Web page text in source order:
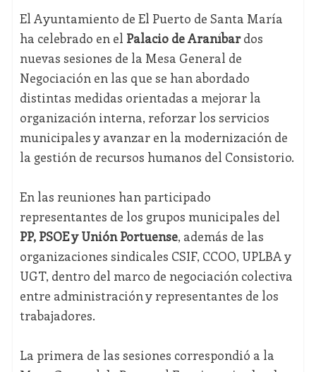
El Ayuntamiento de El Puerto de Santa María
ha celebrado en el Palacio de Araníbardos
nuevas sesiones de la Mesa General de
Negociación en las que se han abordado
distintas medidas orientadas a mejorar la
organización interna, reforzar los servicios
municipales y avanzar en la modernización de
la gestión de recursos humanos del Consistorio.
En las reuniones han participado
representantes de los grupos municipales del
PP, PSOE y Unión Portuense, además de las
organizaciones sindicales CSIF, CCOO, UPLBA y
UGT, dentro del marco de negociación colectiva
entre administración y representantes de los
trabajadores.
La primera de las sesiones correspondió a la